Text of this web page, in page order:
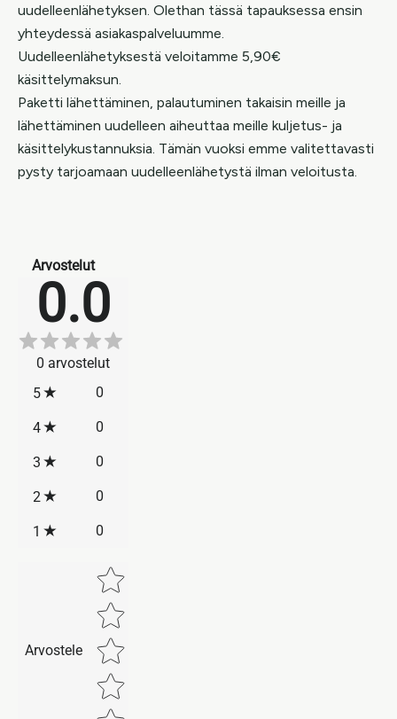
uudelleenlähetyksen. Olethan tässä tapauksessa ensin
yhteydessä asiakaspalveluumme.
Uudelleenlähetyksestä veloitamme 5,90€
käsittelymaksun.
Paketti lähettäminen, palautuminen takaisin meille ja
lähettäminen uudelleen aiheuttaa meille kuljetus- ja
käsittelykustannuksia. Tämän vuoksi emme valitettavasti
pysty tarjoamaan uudelleenlähetystä ilman veloitusta.
Arvostelut
0.0
0 arvostelut
5
0
4 0
3 0
2 0
1 0
Arvostele
Star rating